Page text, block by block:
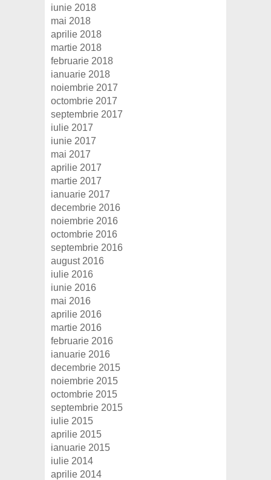
iunie 2018
mai 2018
aprilie 2018
martie 2018
februarie 2018
ianuarie 2018
noiembrie 2017
octombrie 2017
septembrie 2017
iulie 2017
iunie 2017
mai 2017
aprilie 2017
martie 2017
ianuarie 2017
decembrie 2016
noiembrie 2016
octombrie 2016
septembrie 2016
august 2016
iulie 2016
iunie 2016
mai 2016
aprilie 2016
martie 2016
februarie 2016
ianuarie 2016
decembrie 2015
noiembrie 2015
octombrie 2015
septembrie 2015
iulie 2015
aprilie 2015
ianuarie 2015
iulie 2014
aprilie 2014